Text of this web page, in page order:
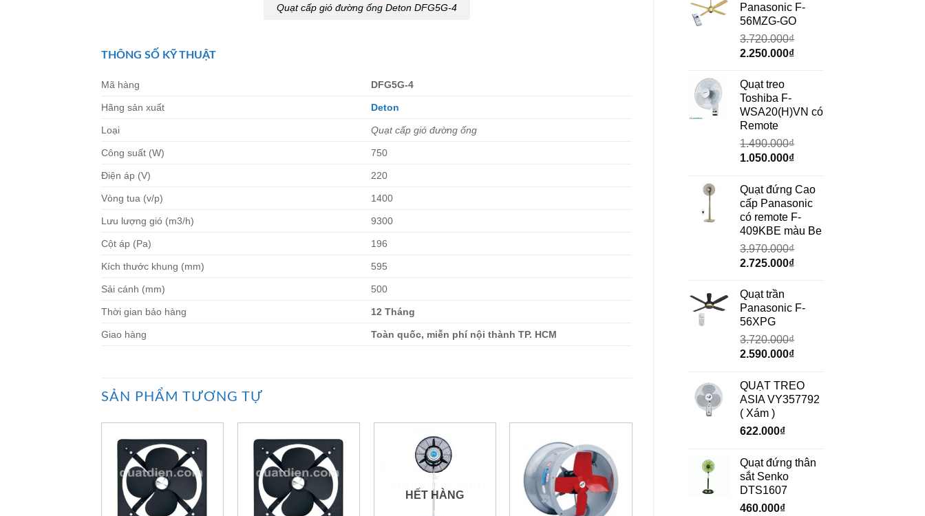
Panasonic F-
56MZG-GO
3.720.000₫
Giá
là:
3.720.000₫.
2.250.000₫Giá
2.250.000₫.
Quạt treo
Toshiba F-
WSA20(H)VN có
Remote
1.490.000₫
Giá
là:
1.490.000₫.
1.050.000₫Giá
tại
là:
1.050.000₫.
Quạt đứng Cao
cấp Panasonic
có remote F-
409KBE màu Be
3.970.000₫
Giá
là:
3.970.000₫.
2.725.000₫Giá
là:
Quạt trần
Panasonic F-
56XPG
3.720.000₫
Giá
là:
3.720.000₫.
2.590.000₫Giá
tại
là:
QUẠT TREO
ASIA VY357792
( Xám )
622.000₫
Quạt đứng thân
sắt Senko
DTS1607
460.000₫
Quạt cấp gió đường ống Deton DFG5G-4
THÔNG SỐ KỸ THUẬT
Mã hàng DFG5G-4
Hãng sản xuất Deton
Loại Quạt cấp gió đường ống
Công suất (W) 750
Điện áp (V) 220
Vòng tua (v/p) 1400
Lưu lượng gió (m3/h) 9300
Cột áp (Pa) 196
Kích thước khung (mm) 595
Sải cánh (mm) 500
Thời gian bảo hàng 12 Tháng
Giao hàng Toàn quốc, miễn phí nội thành TP. HCM
SẢN PHẨM TƯƠNG TỰ
HẾT HÀNG